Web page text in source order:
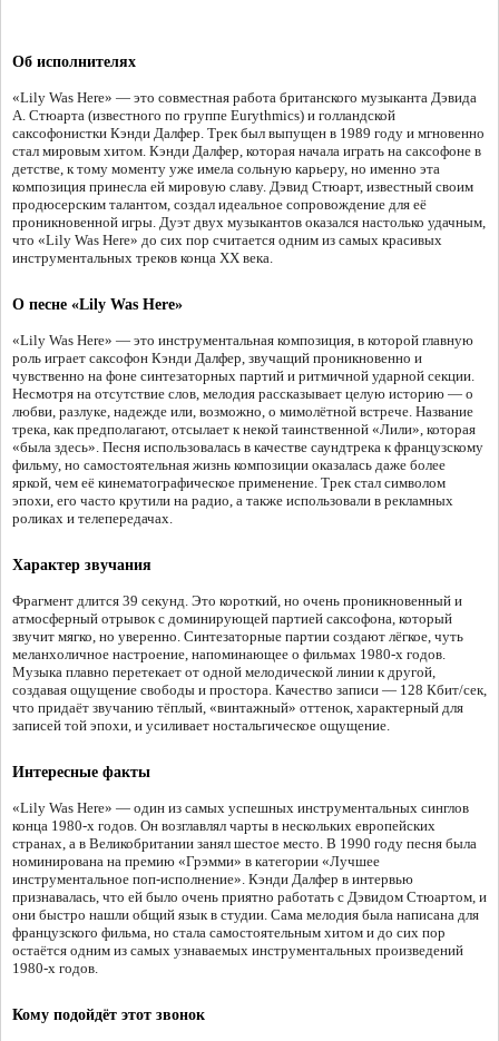
Об исполнителях
«Lily Was Here» — это совместная работа британского музыканта Дэвида
А. Стюарта (известного по группе Eurythmics) и голландской
саксофонистки Кэнди Далфер. Трек был выпущен в 1989 году и мгновенно
стал мировым хитом. Кэнди Далфер, которая начала играть на саксофоне в
детстве, к тому моменту уже имела сольную карьеру, но именно эта
композиция принесла ей мировую славу. Дэвид Стюарт, известный своим
продюсерским талантом, создал идеальное сопровождение для её
проникновенной игры. Дуэт двух музыкантов оказался настолько удачным,
что «Lily Was Here» до сих пор считается одним из самых красивых
инструментальных треков конца XX века.
О песне «Lily Was Here»
«Lily Was Here» — это инструментальная композиция, в которой главную
роль играет саксофон Кэнди Далфер, звучащий проникновенно и
чувственно на фоне синтезаторных партий и ритмичной ударной секции.
Несмотря на отсутствие слов, мелодия рассказывает целую историю — о
любви, разлуке, надежде или, возможно, о мимолётной встрече. Название
трека, как предполагают, отсылает к некой таинственной «Лили», которая
«была здесь». Песня использовалась в качестве саундтрека к французскому
фильму, но самостоятельная жизнь композиции оказалась даже более
яркой, чем её кинематографическое применение. Трек стал символом
эпохи, его часто крутили на радио, а также использовали в рекламных
роликах и телепередачах.
Характер звучания
Фрагмент длится 39 секунд. Это короткий, но очень проникновенный и
атмосферный отрывок с доминирующей партией саксофона, который
звучит мягко, но уверенно. Синтезаторные партии создают лёгкое, чуть
меланхоличное настроение, напоминающее о фильмах 1980-х годов.
Музыка плавно перетекает от одной мелодической линии к другой,
создавая ощущение свободы и простора. Качество записи — 128 Кбит/сек,
что придаёт звучанию тёплый, «винтажный» оттенок, характерный для
записей той эпохи, и усиливает ностальгическое ощущение.
Интересные факты
«Lily Was Here» — один из самых успешных инструментальных синглов
конца 1980-х годов. Он возглавлял чарты в нескольких европейских
странах, а в Великобритании занял шестое место. В 1990 году песня была
номинирована на премию «Грэмми» в категории «Лучшее
инструментальное поп-исполнение». Кэнди Далфер в интервью
признавалась, что ей было очень приятно работать с Дэвидом Стюартом, и
они быстро нашли общий язык в студии. Сама мелодия была написана для
французского фильма, но стала самостоятельным хитом и до сих пор
остаётся одним из самых узнаваемых инструментальных произведений
1980-х годов.
Кому подойдёт этот звонок